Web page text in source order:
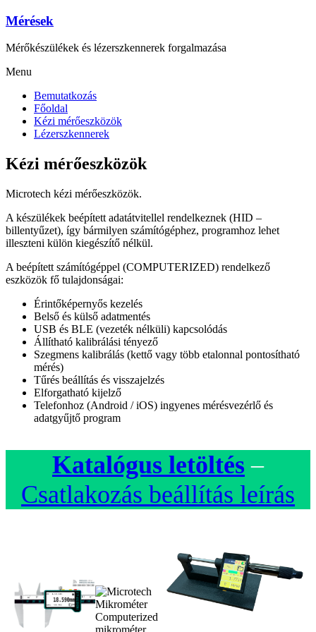
Skip
content
Mérések
Mérőkészülékek és lézerszkennerek forgalmazása
Menu
Bemutatkozás
Főoldal
Kézi mérőeszközök
Lézerszkennerek
Kézi mérőeszközök
Microtech kézi mérőeszközök.
A készülékek beépített adatátvitellel rendelkeznek (HID –
billentyűzet), így bármilyen számítógéphez, programhoz lehet
illeszteni külön kiegészítő nélkül.
A beépített számítógéppel (COMPUTERIZED) rendelkező
eszközök fő tulajdonságai:
Érintőképernyős kezelés
Belső és külső adatmentés
USB és BLE (vezeték nélküli) kapcsolódás
Állítható kalibrálási tényező
Szegmens kalibrálás (kettő vagy több etalonnal pontosítható
mérés)
Tűrés beállítás és visszajelzés
Elforgatható kijelző
Telefonhoz (Android / iOS) ingyenes mérésvezérlő és
adatgyűjtő program
Katalógus letöltés –
Csatlakozás beállítás leírás
Computerized